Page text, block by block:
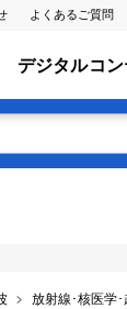
よくあるご質問
デジタルコ
放射線･核医学